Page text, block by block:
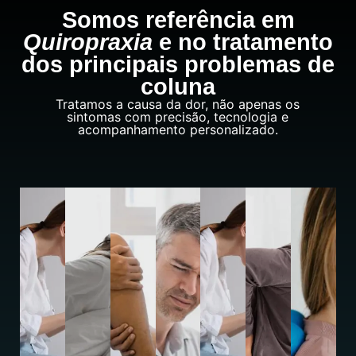
Somos referência em
Quiropraxia e no tratamento
dos principais problemas de
coluna
Tratamos a causa da dor, não apenas os
sintomas com precisão, tecnologia e
acompanhamento personalizado.